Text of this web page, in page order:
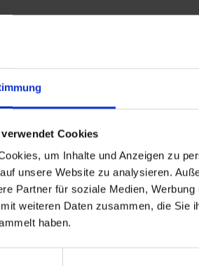
Cookies
um Inhalte und Anzeigen zu
unsere Website zu analysieren.
Partner für soziale Medien,
weiteren Daten zusammen, die Sie
haben.